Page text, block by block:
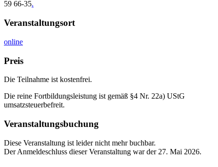
59 66-35.
Veranstaltungsort
online
Preis
Die Teilnahme ist kostenfrei.
Die reine Fortbildungsleistung ist gemäß §4 Nr. 22a) UStG
umsatzsteuerbefreit.
Veranstaltungsbuchung
Diese Veranstaltung ist leider nicht mehr buchbar.
Der Anmeldeschluss dieser Veranstaltung war der 27. Mai 2026.